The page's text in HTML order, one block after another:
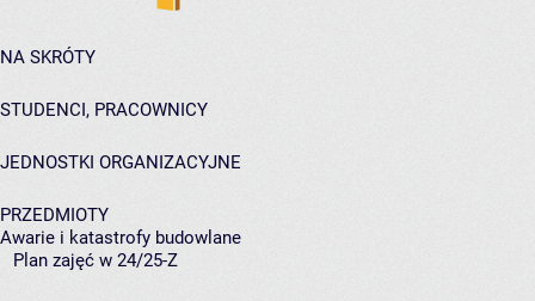
NA SKRÓTY
STUDENCI, PRACOWNICY
JEDNOSTKI ORGANIZACYJNE
PRZEDMIOTY
Awarie i katastrofy budowlane
Plan zajęć w 24/25-Z